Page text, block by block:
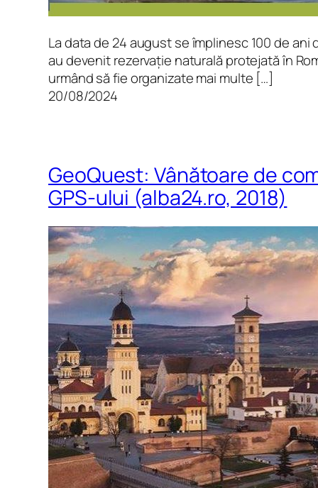
La data de 24 august se împlinesc 100 de ani
au devenit rezervație naturală protejată în
urmând să fie organizate mai multe […]
20/08/2024
GeoQuest: Vânătoare de
GPS-ului (alba24.ro, 2018)